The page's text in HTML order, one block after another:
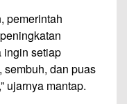
pemerintah
ingin setiap
dan puas
ujarnya mantap.